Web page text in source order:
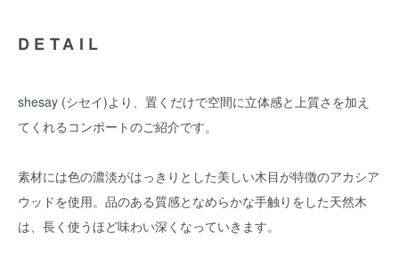
DETAIL
shesay (シセイ)より、置くだけで空間に立体感と上質さを加え
てくれるコンポートのご紹介です。
素材には色の濃淡がはっきりとした美しい木目が特徴のアカシア
ウッドを使用。品のある質感となめらかな手触りをした天然木
は、長く使うほど味わい深くなっていきます。